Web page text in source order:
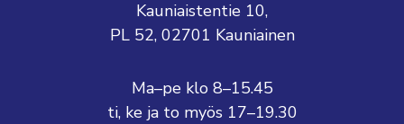
Kauniaistentie 10,
PL 52, 02701 Kauniainen
Ma–pe klo 8–15.45
ti, ke ja to myös 17–19.30